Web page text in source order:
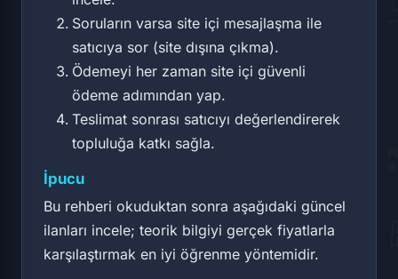
Soruların varsa site içi mesajlaşma ile
satıcıya sor (site dışına çıkma).
Ödemeyi her zaman site içi güvenli
ödeme adımından yap.
Teslimat sonrası satıcıyı değerlendirerek
topluluğa katkı sağla.
İpucu
Bu rehberi okuduktan sonra aşağıdaki güncel
ilanları incele; teorik bilgiyi gerçek fiyatlarla
karşılaştırmak en iyi öğrenme yöntemidir.